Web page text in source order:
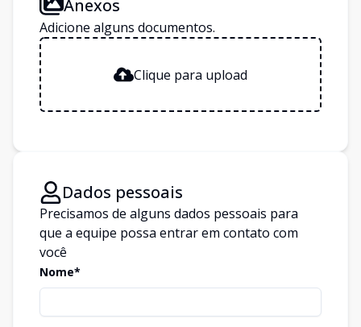
Anexos
Adicione alguns documentos.
Clique para upload
Dados pessoais
Precisamos de alguns dados pessoais para
que a equipe possa entrar em contato com
você
Nome*